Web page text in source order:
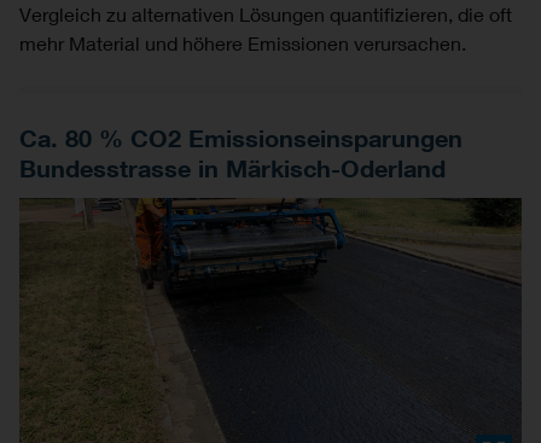
Vergleich zu alternativen Lösungen quantifizieren, die oft
mehr Material und höhere Emissionen verursachen.
Ca. 80 % CO2 Emissionseinsparungen
Bundesstrasse in Märkisch-Oderland